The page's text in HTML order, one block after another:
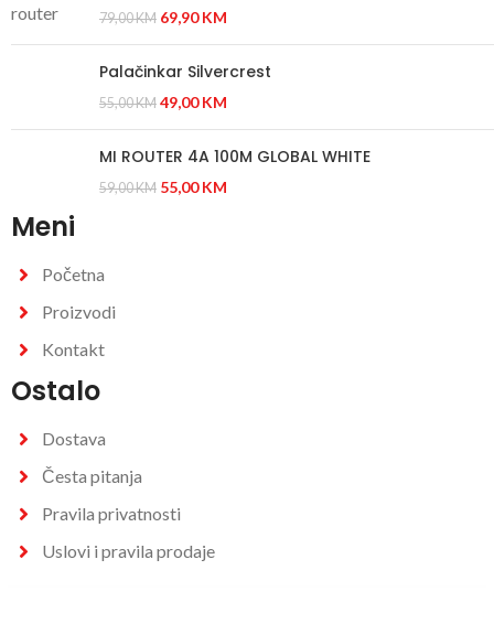
79,00KM 69,90KM
Palačinkar Silvercrest
55,00KM 49,00KM
MI ROUTER 4A 100M GLOBAL WHITE
59,00KM 55,00KM
Meni
Početna
Proizvodi
Kontakt
Ostalo
Dostava
Česta pitanja
Pravila privatnosti
Uslovi i pravila prodaje